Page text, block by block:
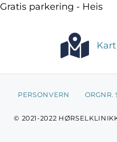
Gratis parkering - Heis
PERSONVERN ORGNR.
© 2021-2022